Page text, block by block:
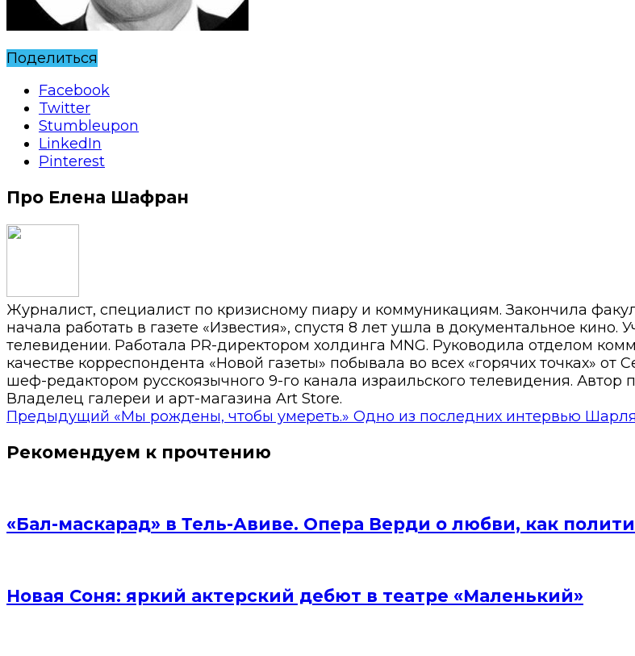
Поделиться
Facebook
Twitter
Stumbleupon
LinkedIn
Pinterest
Про Елена Шафран
Журналист, специалист по кризисному пиару и коммуникациям. Закончила
начала работать в газете «Известия», спустя 8 лет ушла в документальное кино.
телевидении. Работала PR-директором холдинга MNG. Руководила отделом
качестве корреспондента «Новой газеты» побывала во всех «горячих точках»
шеф-редактором русскоязычного 9-го канала израильского телевидения. Автор
Владелец галереи и арт-магазина Art Store.
Предыдущий «Мы рождены, чтобы умереть.» Одно из последних интервью
Рекомендуем к прочтению
«Бал-маскарад» в Тель-Авиве. Опера Верди о любви, как
Новая Соня: яркий актерский дебют в театре «Маленький»